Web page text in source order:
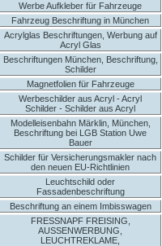
Werbe Aufkleber für Fahrzeuge
Fahrzeug Beschriftung in München
Acrylglas Beschriftungen, Werbung auf
Acryl Glas
Beschriftungen München, Beschriftung,
Schilder
Magnetfolien für Fahrzeuge
Werbeschilder aus Acryl - Acryl
Schilder - Schilder aus Acryl
Modelleisenbahn Märklin, München,
Beschriftung bei LGB Station Uwe
Bauer
Schilder für Versicherungsmakler nach
den neuen EU-Richtlinien
Leuchtschild oder
Fassadenbeschriftung
Beschriftung an einem Imbisswagen
FRESSNAPF FREISING,
AUSSENWERBUNG,
LEUCHTREKLAME,